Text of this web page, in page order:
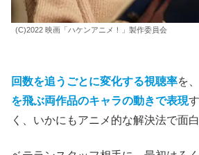
(C)2022 映画「ハケンアニメ！」製作委員会
回数を追うごとに変化する視聴率を、
を飛ぶ両作品のキャラの動きで表現
く、いかにもアニメ的な解決法で面白